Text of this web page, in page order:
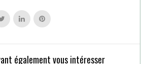
Follow
us
Follow
us
Follow
us
également vous intéresser